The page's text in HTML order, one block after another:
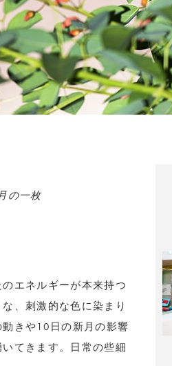
の一枚
エネルギーが本来持つ
、刺激的な色に染まり
きや10日の新月の影響
てきます。日常の些細